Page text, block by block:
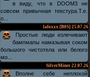
в виду, что в DOOM3 не
совсем привычная текстура.Т.е.
о...
lafoxxx [B0S] 25.07.26
Простые люди излечивают
бампмапы намазывая соком
большого чистотела или белого
мо...
SilverMiner 22.07.26
Вполне себе неплохой